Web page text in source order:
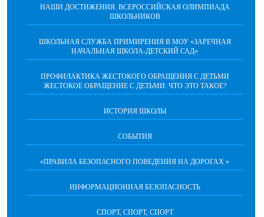
НАШИ ДОСТИЖЕНИЯ. ВСЕРОССИЙСКАЯ ОЛИМПИАДА
ШКОЛЬНИКОВ
ШКОЛЬНАЯ СЛУЖБА ПРИМИРЕНИЯ В МОУ «ЗАРЕЧНАЯ
НАЧАЛЬНАЯ ШКОЛА-ДЕТСКИЙ САД»
ПРОФИЛАКТИКА ЖЕСТОКОГО ОБРАЩЕНИЯ С ДЕТЬМИ
ЖЕСТОКОЕ ОБРАЩЕНИЕ С ДЕТЬМИ: ЧТО ЭТО ТАКОЕ?
ИСТОРИЯ ШКОЛЫ
СОБЫТИЯ
«ПРАВИЛА БЕЗОПАСНОГО ПОВЕДЕНИЯ НА ДОРОГАХ »
ИНФОРМАЦИОННАЯ БЕЗОПАСНОСТЬ
СПОРТ, СПОРТ, СПОРТ